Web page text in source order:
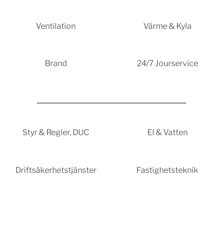
Ventilation Värme & Kyla
Brand 24/7 Jourservice
Styr & Regler, DUC El & Vatten
Driftsäkerhetstjänster Fastighetsteknik